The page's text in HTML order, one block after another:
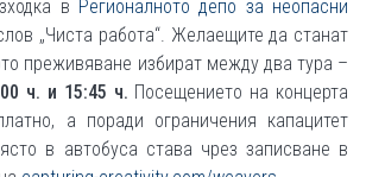
в Регионалното депо за неопасни
„Чиста работа“. Желаещите да станат
преживяване избират между два тура –
ч. и 15:45 ч. Посещението на концерта
а поради ограничения капацитет
в автобуса става чрез записване в